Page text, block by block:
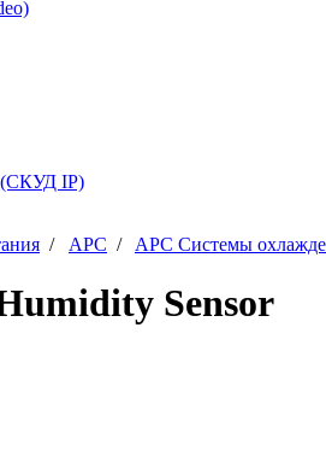
(СКУД IP)
/ APC / APC Системы
Sensor